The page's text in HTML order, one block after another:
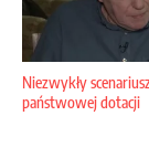
Niezwykły
państwowej dotacji